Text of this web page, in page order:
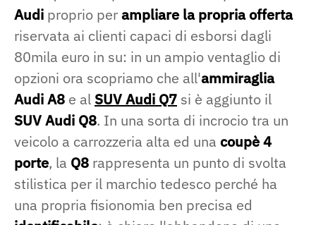
Audi proprio perampliare la propria offerta
riservata ai clienti capaci di esborsi dagli
80mila euro in su: in un ampio ventaglio di
opzioni ora scopriamo che all'ammiraglia
Audi A8 e alSUV Audi Q7 si è aggiunto il
SUV Audi Q8. In una sorta di incrocio tra un
veicolo a carrozzeria alta ed una coupè 4
porte, la Q8 rappresenta un punto di svolta
stilistica per il marchio tedesco perché ha
una propria fisionomia ben precisa ed